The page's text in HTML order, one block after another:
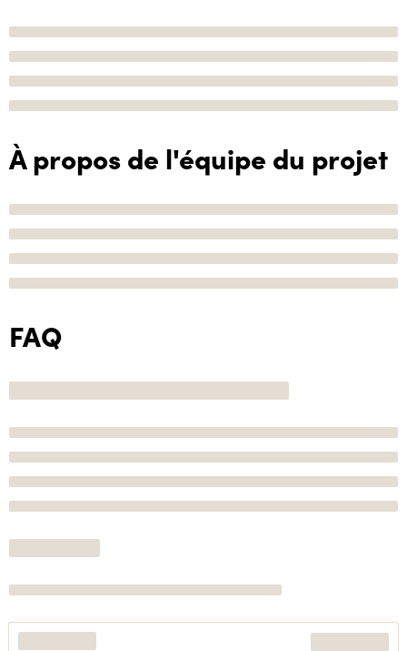
À propos de l'équipe du projet
FAQ